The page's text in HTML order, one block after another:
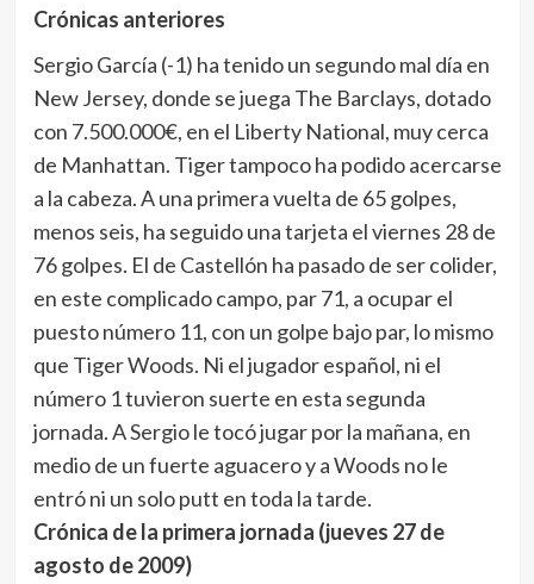
Crónicas anteriores
Sergio García (-1) ha tenido un segundo mal día en
New Jersey, donde se juega The Barclays, dotado
con 7.500.000€, en el Liberty National, muy cerca
de Manhattan. Tiger tampoco ha podido acercarse
a la cabeza. A una primera vuelta de 65 golpes,
menos seis, ha seguido una tarjeta el viernes 28 de
76 golpes. El de Castellón ha pasado de ser colider,
en este complicado campo, par 71, a ocupar el
puesto número 11, con un golpe bajo par, lo mismo
que Tiger Woods. Ni el jugador español, ni el
número 1 tuvieron suerte en esta segunda
jornada. A Sergio le tocó jugar por la mañana, en
medio de un fuerte aguacero y a Woods no le
entró ni un solo putt en toda la tarde.
Crónica de la primera jornada (jueves 27 de
agosto de 2009)